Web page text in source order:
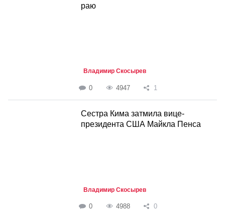
раю
Владимир Скосырев
0 4947 1
Сестра Кима затмила вице-
президента США Майкла Пенса
Владимир Скосырев
0 4988 0